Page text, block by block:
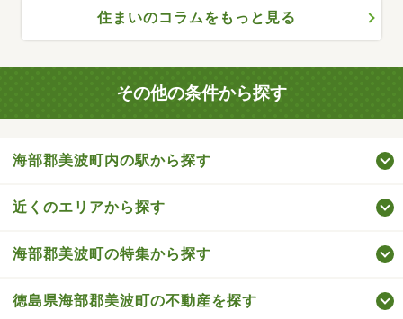
住まいのコラムをもっと見る
その他の条件から探す
海部郡美波町内の駅から探す
近くのエリアから探す
海部郡美波町の特集から探す
徳島県海部郡美波町の不動産を探す